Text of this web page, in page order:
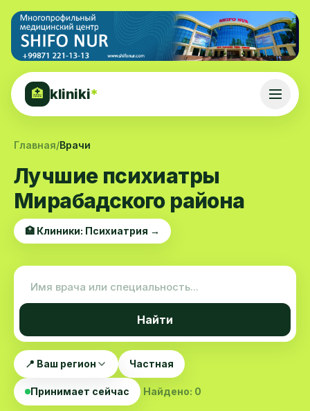
🏥 kliniki*
Главная/Врачи
Лучшие психиатры
Мирабадского района
🏥 Клиники: Психиатрия →
Найти
📍 Ваш регион Частная
Принимает сейчас Найдено: 0